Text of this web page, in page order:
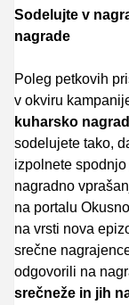
Sodelujte v
nagrade
Poleg petkovih
v okviru
kuharsko
sodelujete tako,
izpolnete
nagradno
na portalu
na vrsti nova
srečne
odgovorili na
srečneže in jih